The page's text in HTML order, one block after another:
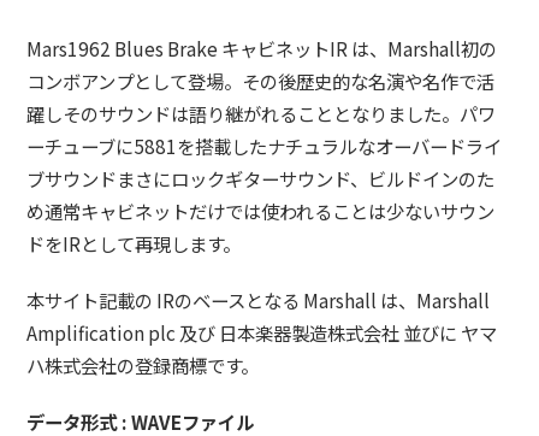
Mars1962 Blues Brake キャビネットIR は、Marshall初の
コンボアンプとして登場。その後歴史的な名演や名作で活
躍しそのサウンドは語り継がれることとなりました。パワ
ーチューブに5881を搭載したナチュラルなオーバードライ
ブサウンドまさにロックギターサウンド、ビルドインのた
め通常キャビネットだけでは使われることは少ないサウン
ドをIRとして再現します。
本サイト記載の IRのベースとなる Marshall は、Marshall
Amplification plc 及び 日本楽器製造株式会社 並びに ヤマ
ハ株式会社の登録商標です。
データ形式 : WAVEファイル